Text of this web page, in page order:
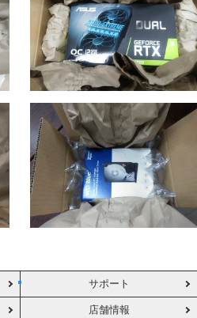
サポート
店舗情報